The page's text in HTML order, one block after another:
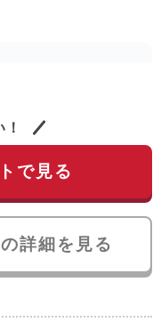
で見る
詳細を見る